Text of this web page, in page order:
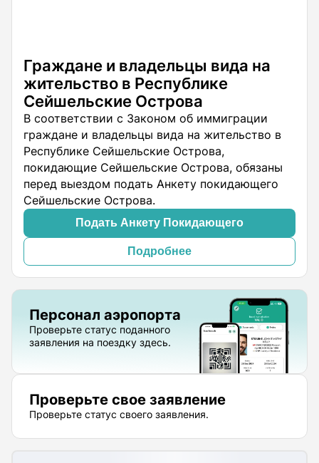
Граждане и владельцы вида на
жительство в Республике
Сейшельские Острова
В соответствии с Законом об иммиграции
граждане и владельцы вида на жительство в
Республике Сейшельские Острова,
покидающие Сейшельские Острова, обязаны
перед выездом подать Анкету покидающего
Сейшельские Острова.
Подать Анкету Покидающего
Подробнее
Персонал аэропорта
Проверьте статус поданного
заявления на поездку здесь.
Проверьте свое заявление
Проверьте статус своего заявления.